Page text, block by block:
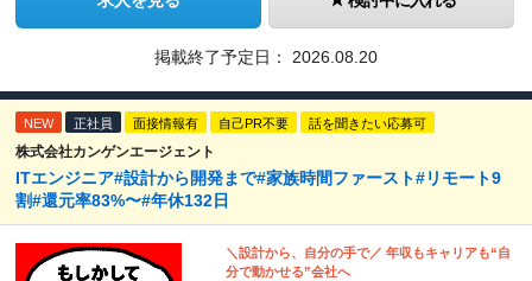
掲載終了予定日： 2026.08.20
NEW 正社員 面接情報有 自己PR不要 話を聞きたい応募可
株式会社カンゲンエージェント
ITエンジニア#設計から開発まで#家族時間ファースト#リモート9
割#還元率83%〜#年休132日
＼設計から、自分の手で／ 年収もキャリアも“自
分で動かせる”会社へ